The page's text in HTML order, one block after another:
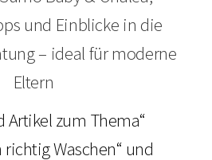
und Einblicke in die
– ideal für moderne
Eltern
Artikel zum Thema“
Waschen“ und